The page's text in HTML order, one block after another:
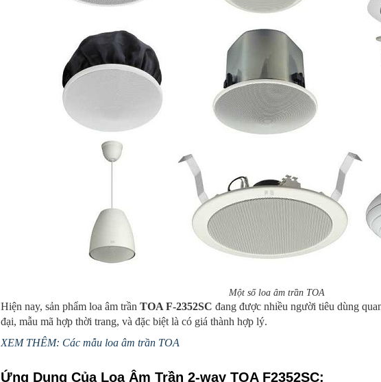
Một số loa âm trần TOA
Hiện nay, sản phẩm loa âm trần TOA F-2352SC đang được nhiều người tiêu dùng
đại, mẫu mã hợp thời trang, và đặc biệt là có giá thành hợp lý.
XEM THÊM: Các mẫu loa âm trần TOA
Ứng Dụng Của Loa Âm Trần 2-way TOA F2352SC: